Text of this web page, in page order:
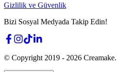
Gizlilik ve Güvenlik
Bizi Sosyal Medyada Takip Edin!
© Copyright 2019 - 2026 Creamake.